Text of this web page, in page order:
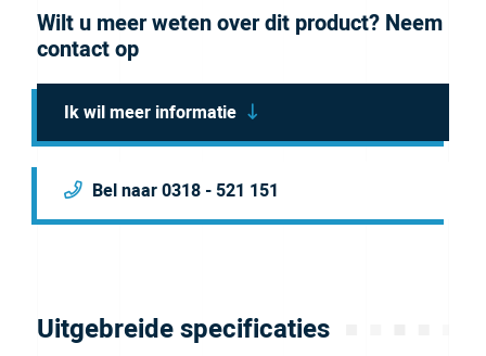
Wilt u meer weten over dit product? Neem
contact op
Ik wil meer informatie
Bel naar 0318 - 521 151
Uitgebreide specificaties